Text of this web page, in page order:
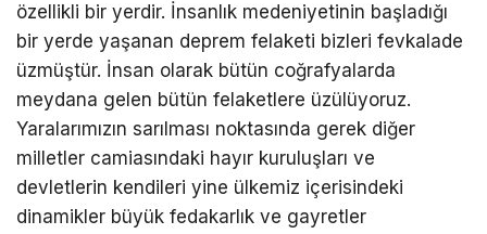
özellikli bir yerdir. İnsanlık medeniyetinin başladığı
bir yerde yaşanan deprem felaketi bizleri fevkalade
üzmüştür. İnsan olarak bütün coğrafyalarda
meydana gelen bütün felaketlere üzülüyoruz.
Yaralarımızın sarılması noktasında gerek diğer
milletler camiasındaki hayır kuruluşları ve
devletlerin kendileri yine ülkemiz içerisindeki
dinamikler büyük fedakarlık ve gayretler